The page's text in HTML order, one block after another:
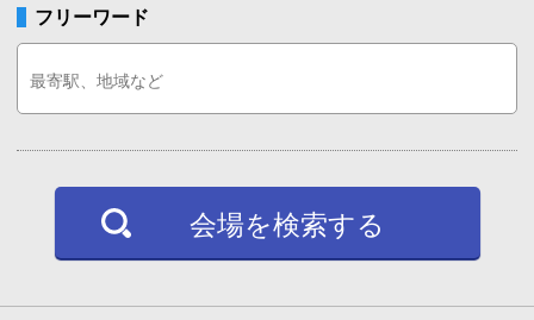
フリーワード
会場を検索する